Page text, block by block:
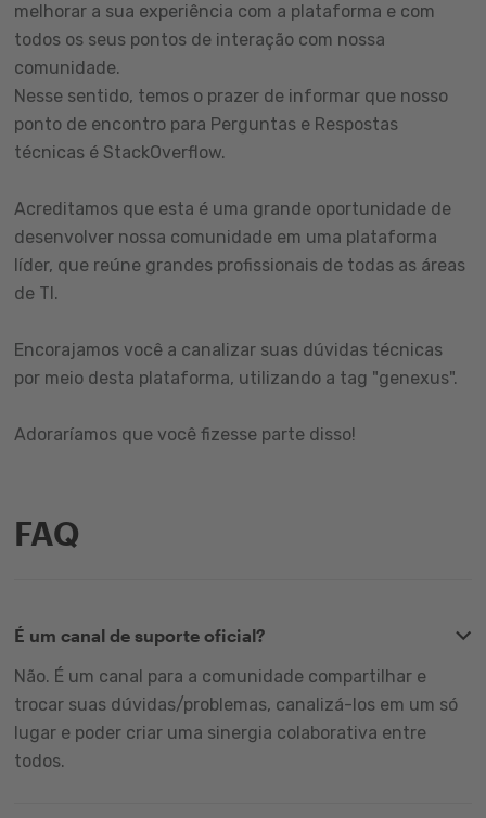
melhorar a sua experiência com a plataforma e com
todos os seus pontos de interação com nossa
comunidade.
Nesse sentido, temos o prazer de informar que nosso
ponto de encontro para Perguntas e Respostas
técnicas é StackOverflow.
Acreditamos que esta é uma grande oportunidade de
desenvolver nossa comunidade em uma plataforma
líder, que reúne grandes profissionais de todas as áreas
de TI.
Encorajamos você a canalizar suas dúvidas técnicas
por meio desta plataforma, utilizando a tag "genexus".
Adoraríamos que você fizesse parte disso!
FAQ
É um canal de suporte oficial?
Não. É um canal para a comunidade compartilhar e
trocar suas dúvidas/problemas, canalizá-los em um só
lugar e poder criar uma sinergia colaborativa entre
todos.